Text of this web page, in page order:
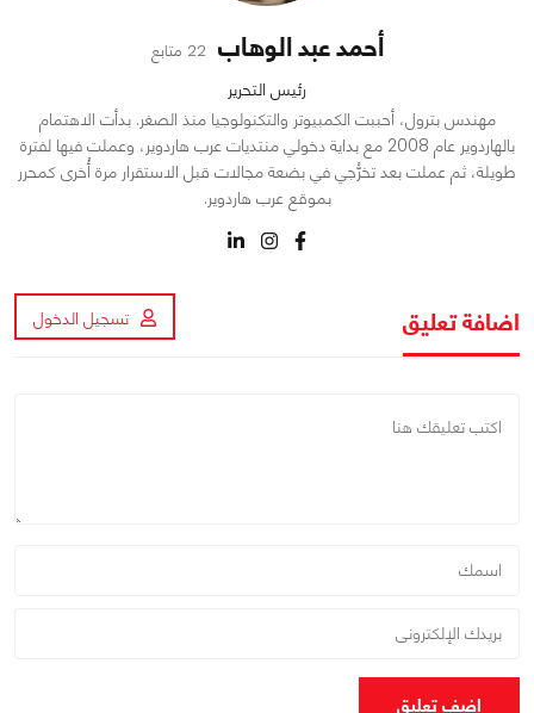
أحمد عبد الوهاب 22 متابع
رئيس التحرير
مهندس بترول، أحببت الكمبيوتر والتكنولوجيا منذ الصغر. بدأت الاهتمام
بالهاردوير عام 2008 مع بداية دخولي منتديات عرب هاردوير، وعملت فيها لفترة
طويلة، ثم عملت بعد تخرُّجي في بضعة مجالات قبل الاستقرار مرة أُخرى كمحرر
بموقع عرب هاردوير.
اضافة تعليق تسجيل الدخول
اضف تعليق